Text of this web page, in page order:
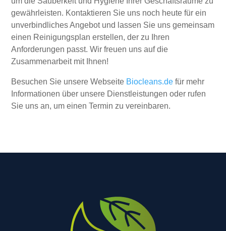
gewährleisten. Kontaktieren Sie uns noch heute für ein
unverbindliches Angebot und lassen Sie uns gemeinsam
einen Reinigungsplan erstellen, der zu Ihren
Anforderungen passt. Wir freuen uns auf die
Zusammenarbeit mit Ihnen!
Besuchen Sie unsere Webseite Biocleans.de für mehr
Informationen über unsere Dienstleistungen oder rufen
Sie uns an, um einen Termin zu vereinbaren.